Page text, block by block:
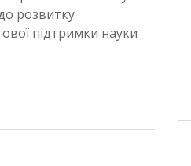
розвитку
підтримки науки